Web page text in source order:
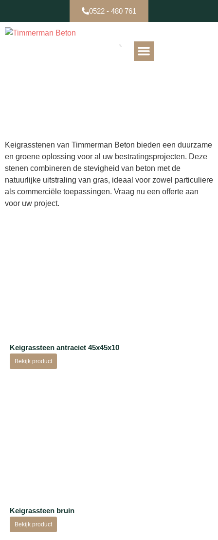
0522 - 480 761
Keigrasstenen van Timmerman Beton bieden een duurzame
en groene oplossing voor al uw bestratingsprojecten. Deze
stenen combineren de stevigheid van beton met de
natuurlijke uitstraling van gras, ideaal voor zowel particuliere
als commerciële toepassingen. Vraag nu een offerte aan
voor uw project.
Keigrassteen antraciet 45x45x10
Bekijk product
Keigrassteen bruin
Bekijk product